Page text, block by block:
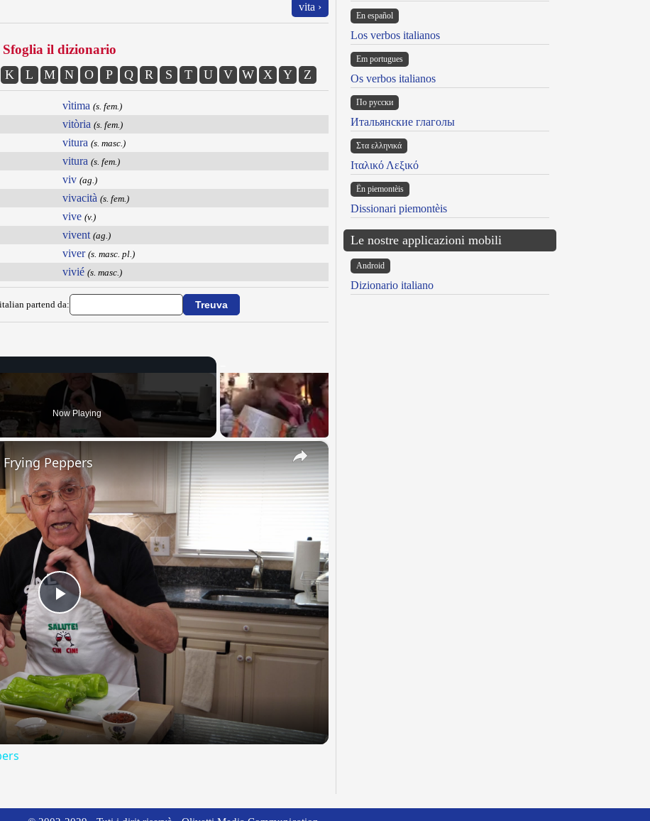
vita ›
Sfoglia il dizionario
K L M N O P Q R S T U V W X Y Z
vìtima (s. fem.)
vitòria (s. fem.)
vitura (s. masc.)
vitura (s. fem.)
viv (ag.)
vivacità (s. fem.)
vive (v.)
vivent (ag.)
viver (s. masc. pl.)
vivié (s. masc.)
partend da:
Now Playing
×
Play
Video
Peppers
En español
Los verbos italianos
Em portugues
Os verbos italianos
По русски
Итальянские глаголы
Στα ελληνικά
Ιταλικό Λεξικό
Ën piemontèis
Dissionari piemontèis
Le nostre applicazioni mobili
Android
Dizionario italiano